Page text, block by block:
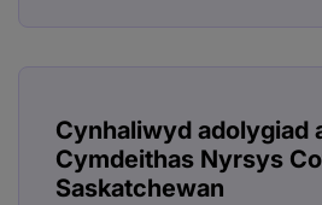
Cynhaliwyd adolygiad
Cymdeithas Nyrsys
Saskatchewan